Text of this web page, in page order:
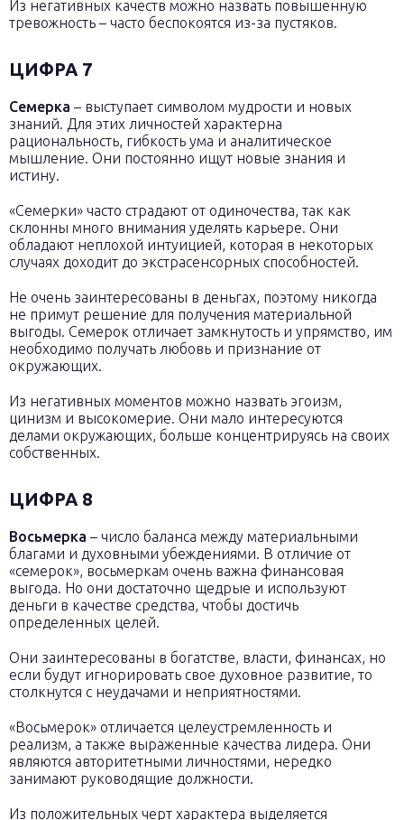
Из негативных качеств можно назвать повышенную
тревожность – часто беспокоятся из-за пустяков.
ЦИФРА 7
Семерка – выступает символом мудрости и новых
знаний. Для этих личностей характерна
рациональность, гибкость ума и аналитическое
мышление. Они постоянно ищут новые знания и
истину.
«Семерки» часто страдают от одиночества, так как
склонны много внимания уделять карьере. Они
обладают неплохой интуицией, которая в некоторых
случаях доходит до экстрасенсорных способностей.
Не очень заинтересованы в деньгах, поэтому никогда
не примут решение для получения материальной
выгоды. Семерок отличает замкнутость и упрямство, им
необходимо получать любовь и признание от
окружающих.
Из негативных моментов можно назвать эгоизм,
цинизм и высокомерие. Они мало интересуются
делами окружающих, больше концентрируясь на своих
собственных.
ЦИФРА 8
Восьмерка – число баланса между материальными
благами и духовными убеждениями. В отличие от
«семерок», восьмеркам очень важна финансовая
выгода. Но они достаточно щедрые и используют
деньги в качестве средства, чтобы достичь
определенных целей.
Они заинтересованы в богатстве, власти, финансах, но
если будут игнорировать свое духовное развитие, то
столкнутся с неудачами и неприятностями.
«Восьмерок» отличается целеустремленность и
реализм, а также выраженные качества лидера. Они
являются авторитетными личностями, нередко
занимают руководящие должности.
Из положительных черт характера выделяется